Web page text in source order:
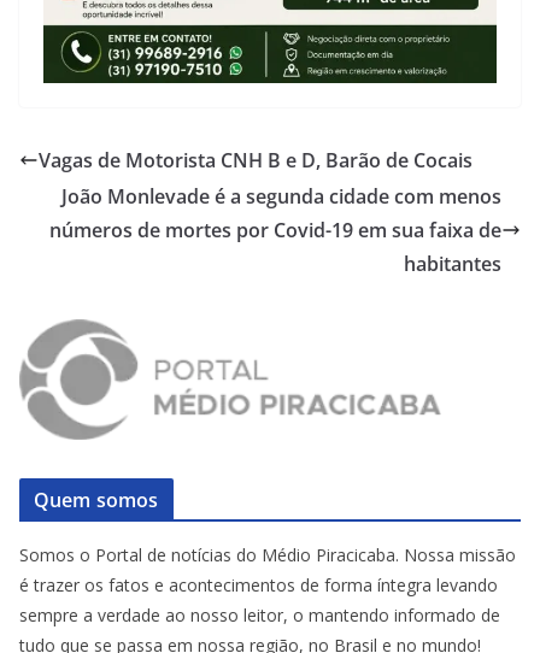
Vagas de Motorista CNH B e D, Barão de Cocais
João Monlevade é a segunda cidade com menos
números de mortes por Covid-19 em sua faixa de
habitantes
Quem somos
Somos o Portal de notícias do Médio Piracicaba. Nossa missão
é trazer os fatos e acontecimentos de forma íntegra levando
sempre a verdade ao nosso leitor, o mantendo informado de
tudo que se passa em nossa região, no Brasil e no mundo!